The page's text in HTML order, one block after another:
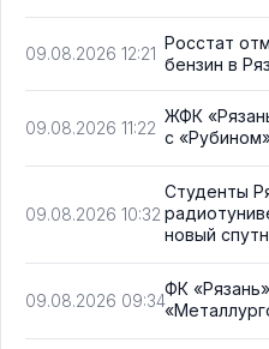
09.08.2026 12:21
Росстат
бензин в
09.08.2026 11:22
ЖФК
с
09.08.2026 10:32
Студенты
новый
09.08.2026 09:34
ФК